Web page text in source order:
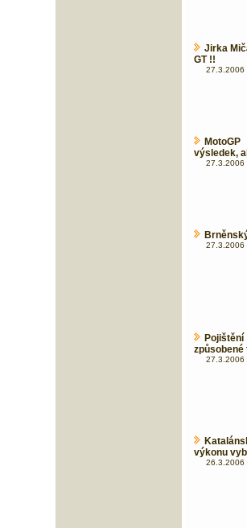
Jirka
GT !!
27.3.2006
výsledek,
27.3.2006
27.3.2006
27.3.2006
výkonu
26.3.2006